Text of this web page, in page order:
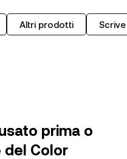
Altri prodotti
prima o
del Color